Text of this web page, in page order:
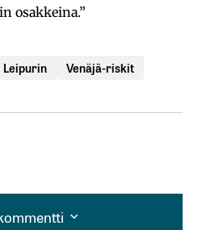
osakkeina.”
Leipurin Venäjä-riskit